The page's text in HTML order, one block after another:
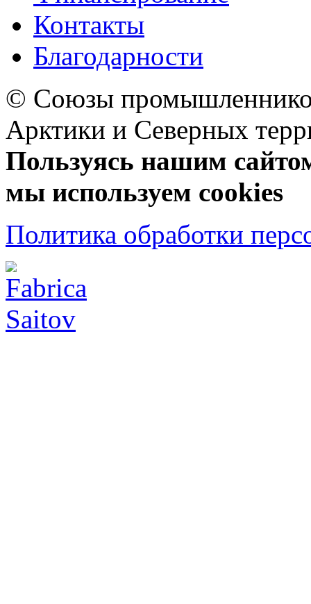
Контакты
Благодарности
© Союзы
Арктики и Северных
Пользуясь нашим
мы используем cookies
Политика обработки